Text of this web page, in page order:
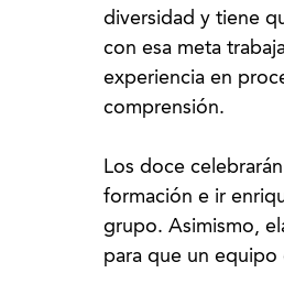
diversidad y tiene
con esa meta
experiencia en
comprensión.
Los doce
formación e ir
grupo. Asimismo,
para que un